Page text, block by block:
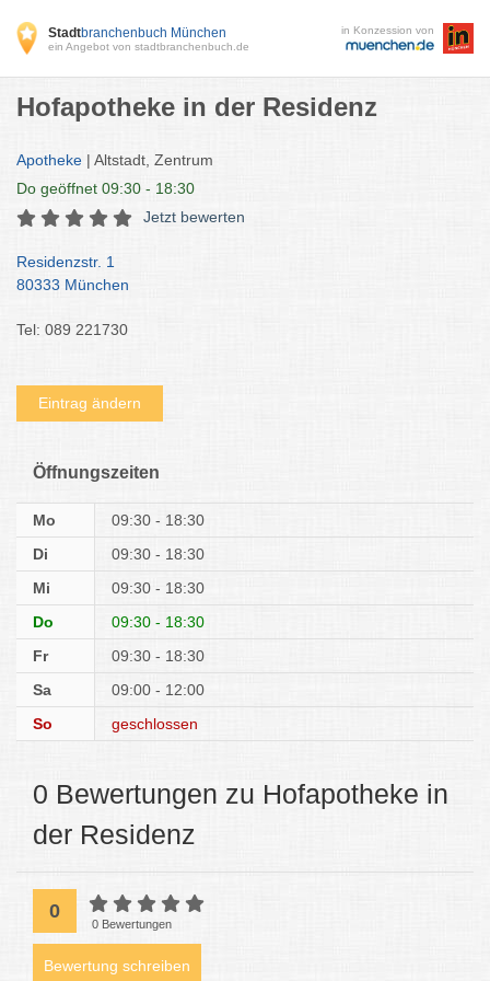
Stadtbranchenbuch München
ein Angebot von stadtbranchenbuch.de
in Konzession von
Hofapotheke in der Residenz
Apotheke | Altstadt, Zentrum
Do geöffnet 09:30 - 18:30
Jetzt bewerten
Residenzstr. 1
80333 München
Tel: 089 221730
Eintrag ändern
Öffnungszeiten
Mo
09:30 - 18:30
Di
09:30 - 18:30
Mi
09:30 - 18:30
Do
09:30 - 18:30
Fr
09:30 - 18:30
Sa
09:00 - 12:00
So
geschlossen
0 Bewertungen zu Hofapotheke in
der Residenz
0
0 Bewertungen
Bewertung schreiben